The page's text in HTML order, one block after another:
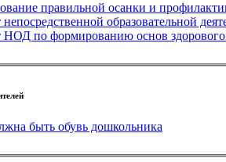
правильной осанки и
образовательной
НОД по формированию основ
быть обувь дошкольника